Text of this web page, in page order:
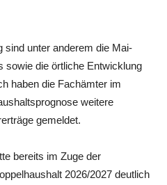
sind unter anderem die Mai-
sowie die örtliche Entwicklung
haben die Fachämter im
weitere
gemeldet.
bereits im Zuge der
2026/2027 deutlich